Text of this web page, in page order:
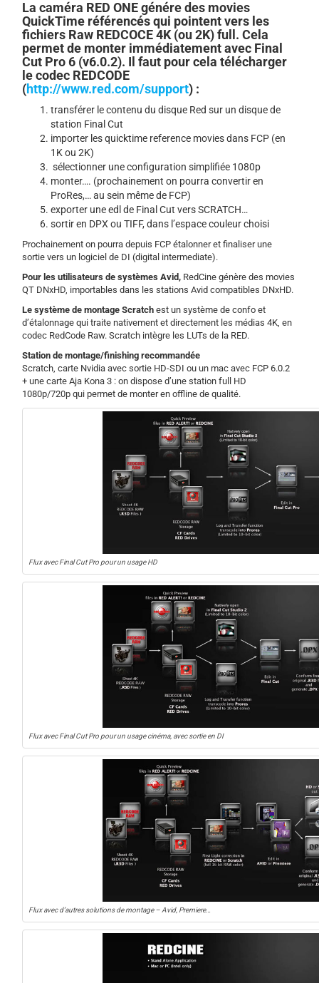
La caméra RED ONE génére des movies
QuickTime référencés qui pointent vers les
fichiers Raw REDCOCE 4K (ou 2K) full. Cela
permet de monter immédiatement avec Final
Cut Pro 6 (v6.0.2). Il faut pour cela télécharger
le codec REDCODE
(http://www.red.com/support) :
transférer le contenu du disque Red sur un disque de
station Final Cut
importer les quicktime reference movies dans FCP (en
1K ou 2K)
sélectionner une configuration simplifiée 1080p
monter…. (prochainement on pourra convertir en
ProRes,… au sein même de FCP)
exporter une edl de Final Cut vers SCRATCH…
sortir en DPX ou TIFF, dans l’espace couleur choisi
Prochainement on pourra depuis FCP étalonner et finaliser une
sortie vers un logiciel de DI (digital intermediate).
Pour les utilisateurs de systèmes Avid, RedCine génère des movies
QT DNxHD, importables dans les stations Avid compatibles DNxHD.
Le système de montage Scratch est un système de confo et
d’étalonnage qui traite nativement et directement les médias 4K, en
codec RedCode Raw. Scratch intègre les LUTs de la RED.
Station de montage/finishing recommandée
Scratch, carte Nvidia avec sortie HD-SDI ou un mac avec FCP 6.0.2
+ une carte Aja Kona 3 : on dispose d’une station full HD
1080p/720p qui permet de monter en offline de qualité.
Flux avec Final Cut Pro pour un usage HD
Flux avec Final Cut Pro pour un usage cinéma, avec sortie en DI
Flux avec d’autres solutions de montage – Avid, Premiere…